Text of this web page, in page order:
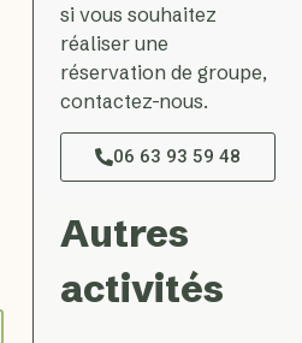
si vous souhaitez
réaliser une
réservation de groupe,
contactez-nous.
06 63 93 59 48
Autres
activités